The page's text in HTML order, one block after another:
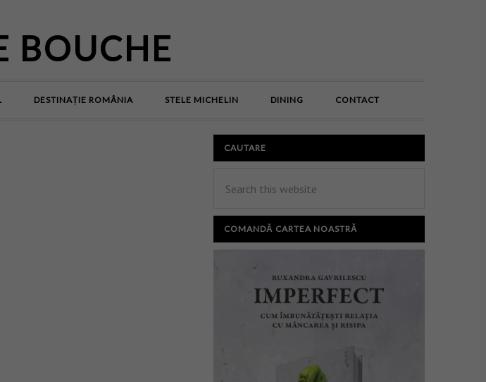
BOUCHE
DESTINAȚIE ROMÂNIA STELE MICHELIN DINING CONTACT
CAUTARE
COMANDĂ CARTEA NOASTRĂ